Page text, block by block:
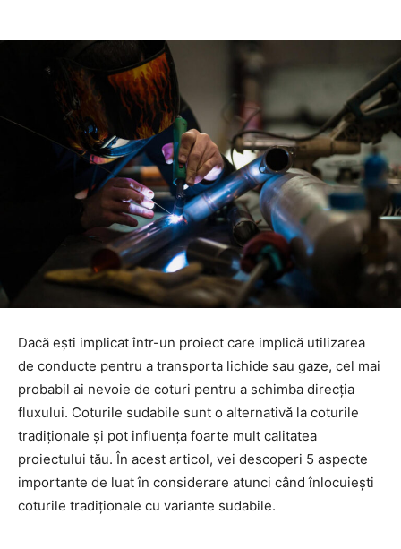
Dacă ești implicat într-un proiect care implică utilizarea
de conducte pentru a transporta lichide sau gaze, cel mai
probabil ai nevoie de coturi pentru a schimba direcția
fluxului. Coturile sudabile sunt o alternativă la coturile
tradiționale și pot influența foarte mult calitatea
proiectului tău. În acest articol, vei descoperi 5 aspecte
importante de luat în considerare atunci când înlocuiești
coturile tradiționale cu variante sudabile.